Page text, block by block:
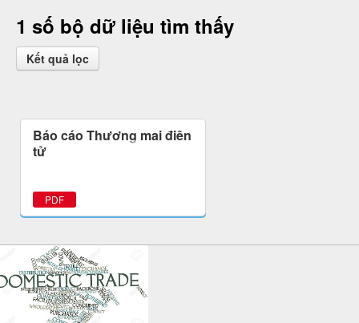
1 số bộ dữ liệu tìm thấy
Kết quả lọc
Báo cáo Thương mại điện
tử
PDF